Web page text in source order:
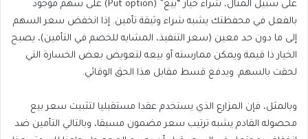
على سبيل المثال، شراء خيار “بيع” (Put option) على سهم موجود
بالفعل في محفظتك يشبه شراء وثيقة تأمين. إذا انخفض سعر السهم
إلى ما دون حد معين (سعر التنفيذ، المشابه للخصم في التأمين)، يصبح
الخيار ذا قيمة ويمكن ممارسته أو بيعه لتعويض بعض الخسارة التي
لحقت بالسهم. ويدفع قسط مقابل هذا الحق الوقائي.
وبالمثل، فإن المزارع الذي يستخدم عقدا مستقبليا لتثبيت سعر بيع
محصوله القادم يشبه ترتيب سعر مضمون مسبقا، وبالتالي التأمين ضد